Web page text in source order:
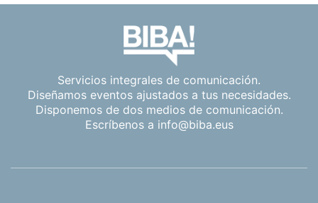
Servicios integrales de comunicación.
Diseñamos eventos ajustados a tus necesidades.
Disponemos de dos medios de comunicación.
Escríbenos a info@biba.eus